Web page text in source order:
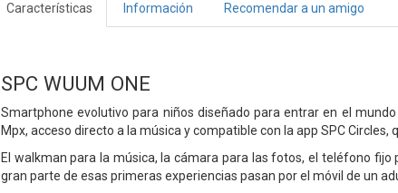
Características Información Recomendar a un amigo
SPC WUUM ONE
Smartphone evolutivo para niños diseñado para entrar en el
Mpx, acceso directo a la música y compatible con la app SPC
El walkman para la música, la cámara para las fotos, el teléfono
gran parte de esas primeras experiencias pasan por el móvil de un